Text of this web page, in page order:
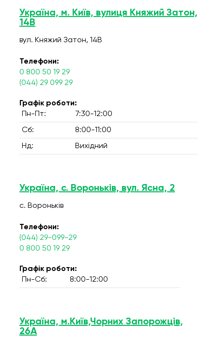
Україна, м. Київ, вулиця Княжий Затон,
14В
вул. Княжий Затон, 14В
Телефони:
0 800 50 19 29
(044) 29 099 29
Графік роботи:
Пн-Пт:
7:30-12:00
Сб: 8:00-11:00
Нд: Вихідний
Україна, с. Вороньків, вул. Ясна, 2
с. Вороньків
Телефони:
(044) 29-099-29
0 800 50 19 29
Графік роботи:
Пн-Сб:
8:00-12:00
Україна, м.Київ,Чорних Запорожців,
26А